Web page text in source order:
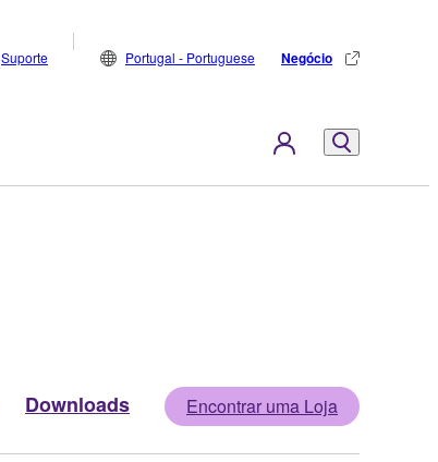
Suporte Portugal - Portuguese Negócio
Downloads Encontrar uma Loja